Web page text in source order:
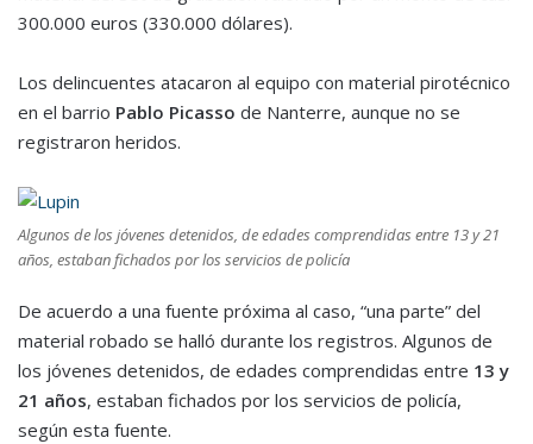
300.000 euros (330.000 dólares).
Los delincuentes atacaron al equipo con material pirotécnico
en el barrio Pablo Picasso de Nanterre, aunque no se
registraron heridos.
Algunos de los jóvenes detenidos, de edades comprendidas entre 13 y 21
años, estaban fichados por los servicios de policía
De acuerdo a una fuente próxima al caso, “una parte” del
material robado se halló durante los registros. Algunos de
los jóvenes detenidos, de edades comprendidas entre 13 y
21 años, estaban fichados por los servicios de policía,
según esta fuente.